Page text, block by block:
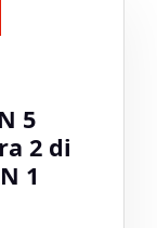
5
2 di
1